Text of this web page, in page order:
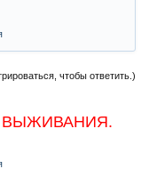
чтобы ответить.)